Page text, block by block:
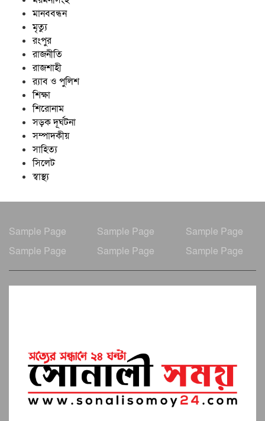
মানববন্ধন
মৃত্যু
রংপুর
রাজনীতি
রাজশাহী
র‍্যাব ও পুলিশ
শিক্ষা
শিরোনাম
সড়ক দূর্ঘটনা
সম্পাদকীয়
সাহিত্য
সিলেট
স্বাস্থ্য
Sample Page Sample Page
Sample Page
Sample Page
Sample Page Sample Page